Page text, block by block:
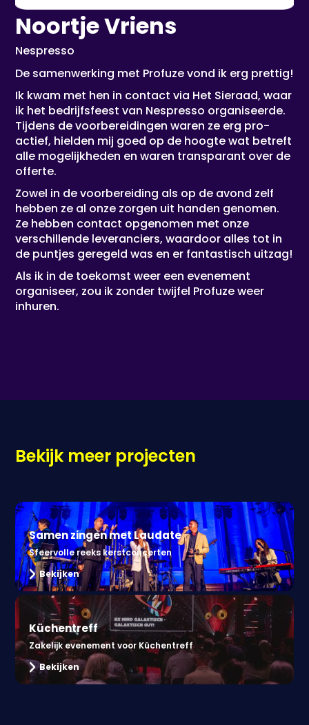
Noortje Vriens
Nespresso
De samenwerking met Profuze vond ik erg prettig!
Ik kwam met hen in contact via Het Sieraad, waar
ik het bedrijfsfeest van Nespresso organiseerde.
Tijdens de voorbereidingen waren ze erg pro-
actief, hielden mij goed op de hoogte wat betreft
alle mogelijkheden en waren transparant over de
offerte.
Zowel in de voorbereiding als op de avond zelf
hebben ze al onze zorgen uit handen genomen.
Ze hebben contact opgenomen met onze
verschillende leveranciers, waardoor alles tot in
de puntjes geregeld was en er fantastisch uitzag!
Als ik in de toekomst weer een evenement
organiseer, zou ik zonder twijfel Profuze weer
inhuren.
Bekijk meer projecten
Samen zingen met Laudate
Sfeervolle reeks kerstconcerten
Bekijken
Küchentreff
Zakelijk evenement voor Küchentreff
Bekijken